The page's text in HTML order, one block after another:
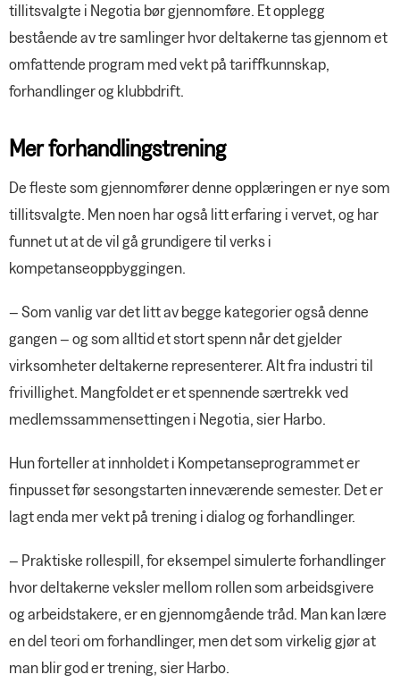
tillitsvalgte i Negotia bør gjennomføre. Et opplegg
bestående av tre samlinger hvor deltakerne tas gjennom et
omfattende program med vekt på tariffkunnskap,
forhandlinger og klubbdrift.
Mer forhandlingstrening
De fleste som gjennomfører denne opplæringen er nye som
tillitsvalgte. Men noen har også litt erfaring i vervet, og har
funnet ut at de vil gå grundigere til verks i
kompetanseoppbyggingen.
– Som vanlig var det litt av begge kategorier også denne
gangen – og som alltid et stort spenn når det gjelder
virksomheter deltakerne representerer. Alt fra industri til
frivillighet. Mangfoldet er et spennende særtrekk ved
medlemssammensettingen i Negotia, sier Harbo.
Hun forteller at innholdet i Kompetanseprogrammet er
finpusset før sesongstarten inneværende semester. Det er
lagt enda mer vekt på trening i dialog og forhandlinger.
– Praktiske rollespill, for eksempel simulerte forhandlinger
hvor deltakerne veksler mellom rollen som arbeidsgivere
og arbeidstakere, er en gjennomgående tråd. Man kan lære
en del teori om forhandlinger, men det som virkelig gjør at
man blir god er trening, sier Harbo.